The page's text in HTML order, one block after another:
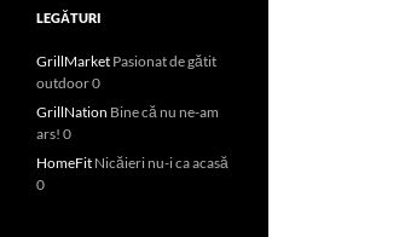
LEGĂTURI
GrillMarket Pasionat de gătit
outdoor 0
GrillNation Bine că nu ne-am
ars! 0
HomeFit Nicăieri nu-i ca acasă
0